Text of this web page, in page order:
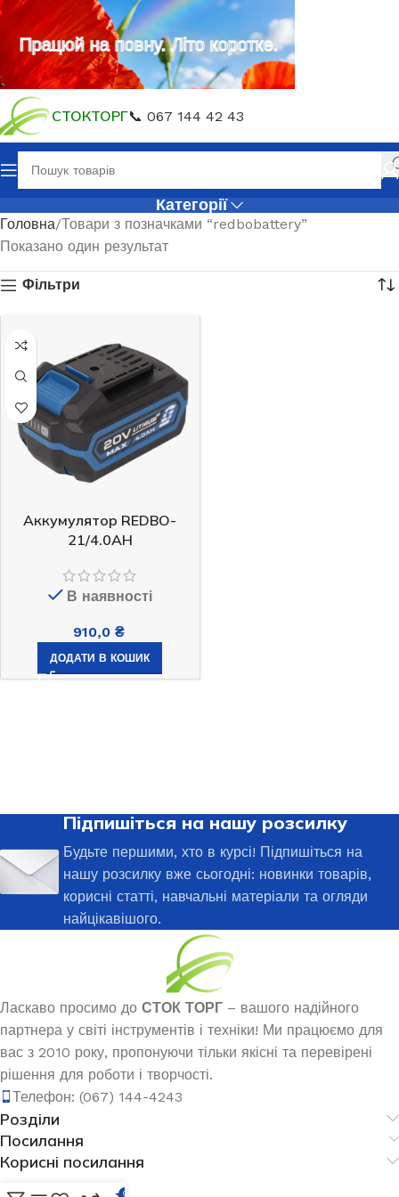
СТОКТОРГ📞 067 144 42 43
Категорії
Головна Товари з позначками “redbobattery”
Показано один результат
Фільтри
Аккумулятор REDBO-
21/4.0AH
В наявності
910,0₴
ДОДАТИ В КОШИК
Підпишіться на нашу розсилку
Будьте першими, хто в курсі! Підпишіться на
нашу розсилку вже сьогодні: новинки товарів,
корисні статті, навчальні матеріали та огляди
найцікавішого.
Ласкаво просимо до СТОК ТОРГ – вашого надійного
партнера у світі інструментів і техніки! Ми працюємо для
вас з 2010 року, пропонуючи тільки якісні та перевірені
рішення для роботи і творчості.
Телефон: (067) 144-4243
Розділи
Посилання
Корисні посилання
Працюй на повну. Літо коротке.
0